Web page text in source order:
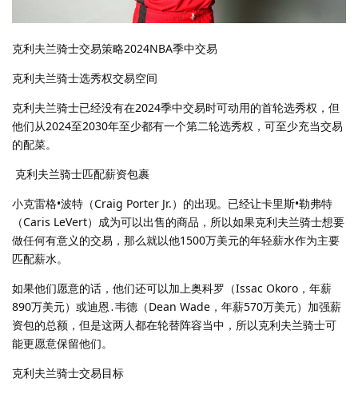
克利夫兰骑士交易策略2024NBA季中交易
克利夫兰骑士选秀权交易空间
克利夫兰骑士已经没有在2024季中交易时可动用的首轮选秀权，但
他们从2024至2030年至少都有一个第二轮选秀权，可至少充当交易
的配菜。
克利夫兰骑士匹配薪资包裹
小克雷格•波特（Craig Porter Jr.）的出现。已经让卡里斯•勒弗特
（Caris LeVert）成为可以出售的商品，所以如果克利夫兰骑士想要
做任何有意义的交易，那么就以他1500万美元的年轻薪水作为主要
匹配薪水。
如果他们愿意的话，他们还可以加上奥科罗（Issac Okoro，年薪
890万美元）或迪恩․韦德（Dean Wade，年薪570万美元）加强薪
资包的总额，但是这两人都在轮替阵容当中，所以克利夫兰骑士可
能更愿意保留他们。
克利夫兰骑士交易目标